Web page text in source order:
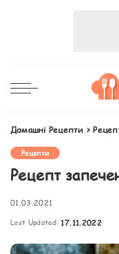
Домашні Рецепти >
Рецепти
Рецепт
01.03.2021
Last Updated: 17.11.2022